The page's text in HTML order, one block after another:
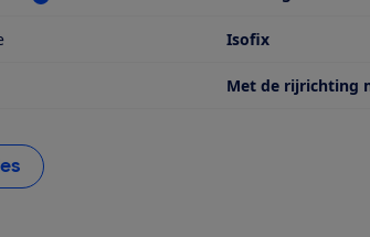
Isofix
voor Kijkrichting Met de rijrichting